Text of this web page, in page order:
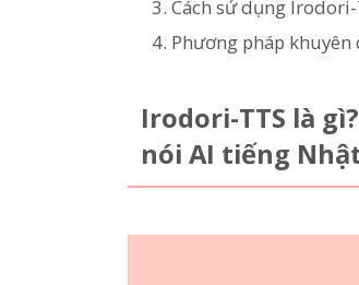
Cách sử dụng
Phương pháp
Irodori-TTS là
nói AI tiếng